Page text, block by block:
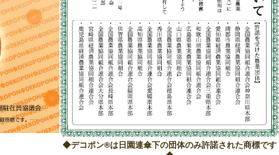
◆デコポン®は日園連傘下の団体のみ許諾された商標です